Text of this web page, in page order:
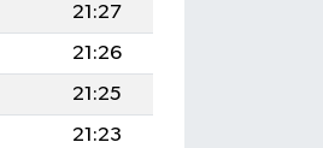
21:27
21:26
21:25
21:23